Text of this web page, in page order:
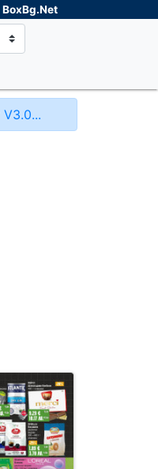
BoxBg.Net ×
V3.0...